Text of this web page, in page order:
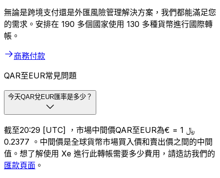
無論是跨境支付還是外匯風險管理解決方案，我們都能滿足您
的需求。安排在 190 多個國家使用 130 多種貨幣進行國際轉
帳。
商務付款
QAR至EUR常見問題
今天QAR兌EUR匯率是多少？
截至20:29 [UTC] ，市場中間價QAR至EUR為﷼ 1 = €
0.2377 。中間價是全球貨幣市場買入價和賣出價之間的中間
值。想了解使用 Xe 進行此轉帳需要多少費用，請造訪我們的
匯款頁面 。